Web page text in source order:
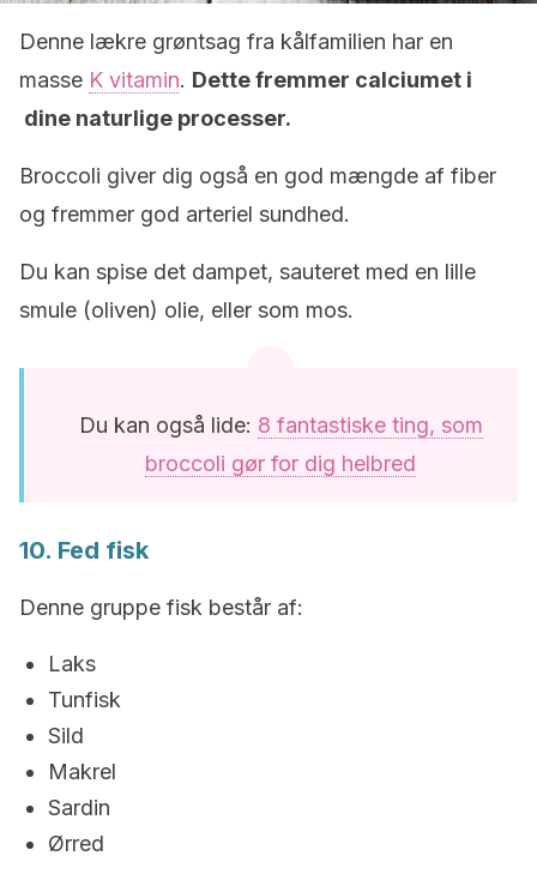
Denne lækre grøntsag fra kålfamilien har en
masse K vitamin. Dette fremmer calciumet i
dine naturlige processer.
Broccoli giver dig også en god mængde af fiber
og fremmer god arteriel sundhed.
Du kan spise det dampet, sauteret med en lille
smule (oliven) olie, eller som mos.
Du kan også lide: 8 fantastiske ting, som
broccoli gør for dig helbred
10. Fed fisk
Denne gruppe fisk består af:
Laks
Tunfisk
Sild
Makrel
Sardin
Ørred